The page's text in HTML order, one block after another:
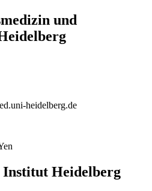
und
heidelberg.de
Institut Heidelberg